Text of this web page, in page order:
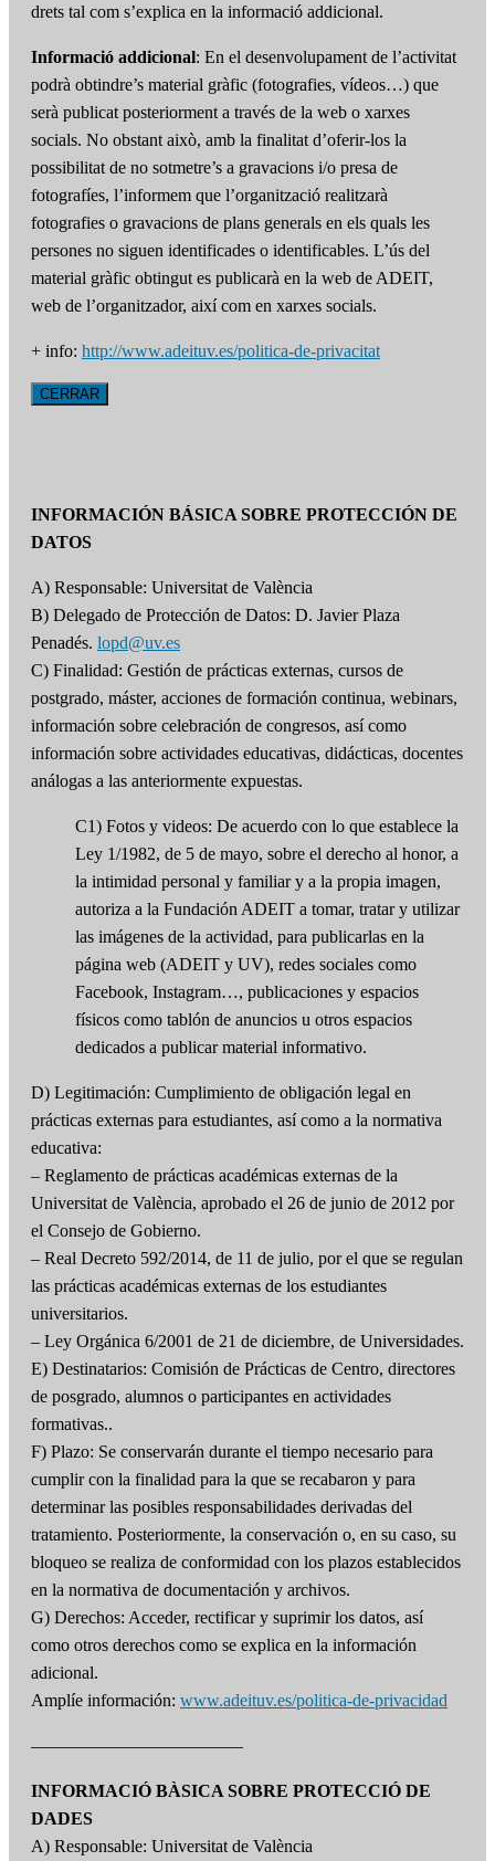
drets tal com s’explica en la informació addicional.
Informació addicional: En el desenvolupament de l’activitat
podrà obtindre’s material gràfic (fotografies, vídeos…) que
serà publicat posteriorment a través de la web o xarxes
socials. No obstant això, amb la finalitat d’oferir-los la
possibilitat de no sotmetre’s a gravacions i/o presa de
fotografíes, l’informem que l’organització realitzarà
fotografies o gravacions de plans generals en els quals les
persones no siguen identificades o identificables. L’ús del
material gràfic obtingut es publicarà en la web de ADEIT,
web de l’organitzador, així com en xarxes socials.
+ info: http://www.adeituv.es/politica-de-privacitat
CERRAR
INFORMACIÓN BÁSICA SOBRE PROTECCIÓN DE
DATOS
A) Responsable: Universitat de València
B) Delegado de Protección de Datos: D. Javier Plaza
Penadés. lopd@uv.es
C) Finalidad: Gestión de prácticas externas, cursos de
postgrado, máster, acciones de formación continua, webinars,
información sobre celebración de congresos, así como
información sobre actividades educativas, didácticas, docentes
análogas a las anteriormente expuestas.
C1) Fotos y videos: De acuerdo con lo que establece la
Ley 1/1982, de 5 de mayo, sobre el derecho al honor, a
la intimidad personal y familiar y a la propia imagen,
autoriza a la Fundación ADEIT a tomar, tratar y utilizar
las imágenes de la actividad, para publicarlas en la
página web (ADEIT y UV), redes sociales como
Facebook, Instagram…, publicaciones y espacios
físicos como tablón de anuncios u otros espacios
dedicados a publicar material informativo.
D) Legitimación: Cumplimiento de obligación legal en
prácticas externas para estudiantes, así como a la normativa
educativa:
– Reglamento de prácticas académicas externas de la
Universitat de València, aprobado el 26 de junio de 2012 por
el Consejo de Gobierno.
– Real Decreto 592/2014, de 11 de julio, por el que se regulan
las prácticas académicas externas de los estudiantes
universitarios.
– Ley Orgánica 6/2001 de 21 de diciembre, de Universidades.
E) Destinatarios: Comisión de Prácticas de Centro, directores
de posgrado, alumnos o participantes en actividades
formativas..
F) Plazo: Se conservarán durante el tiempo necesario para
cumplir con la finalidad para la que se recabaron y para
determinar las posibles responsabilidades derivadas del
tratamiento. Posteriormente, la conservación o, en su caso, su
bloqueo se realiza de conformidad con los plazos establecidos
en la normativa de documentación y archivos.
G) Derechos: Acceder, rectificar y suprimir los datos, así
como otros derechos como se explica en la información
adicional.
Amplíe información: www.adeituv.es/politica-de-privacidad
————————————
INFORMACIÓ BÀSICA SOBRE PROTECCIÓ DE
DADES
A) Responsable: Universitat de València